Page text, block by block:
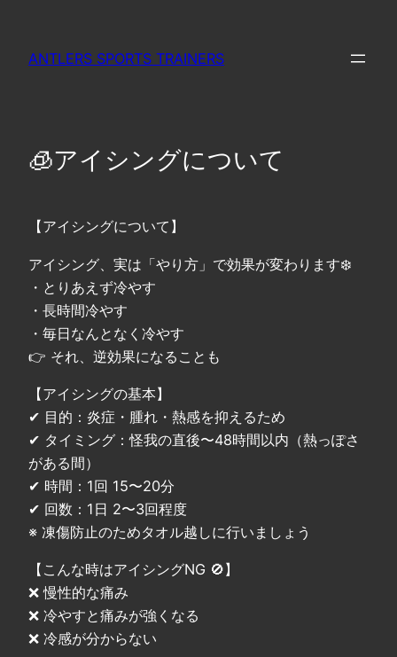
ANTLERS SPORTS TRAINERS
🧊アイシングについて
【アイシングについて】
アイシング、実は「やり方」で効果が変わります❄️
・とりあえず冷やす
・長時間冷やす
・毎日なんとなく冷やす
👉 それ、逆効果になることも
【アイシングの基本】
✔ 目的：炎症・腫れ・熱感を抑えるため
✔ タイミング：怪我の直後〜48時間以内（熱っぽさ
がある間）
✔ 時間：1回 15〜20分
✔ 回数：1日 2〜3回程度
※ 凍傷防止のためタオル越しに行いましょう
【こんな時はアイシングNG 🚫】
❌ 慢性的な痛み
❌ 冷やすと痛みが強くなる
❌ 冷感が分からない